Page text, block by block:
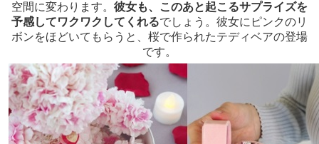
空間に変わります。 彼女も、このあと起こるサプライズを
予感してワクワクしてくれるでしょう。彼女にピンクのリ
ボンをほどいてもらうと、桜で作られたテディベアの登場
です。